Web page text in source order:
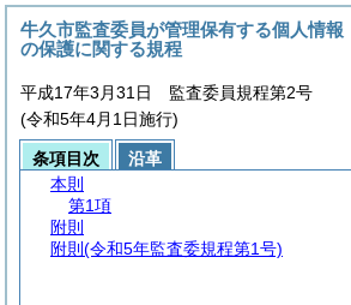
牛久市監査委員が管理保有する個人情報
の保護に関する規程
平成17年3月31日 監査委員規程第2号
(令和5年4月1日施行)
条項目次
沿革
本則
第1項
附則
附則 (令和5年監査委規程第1号)